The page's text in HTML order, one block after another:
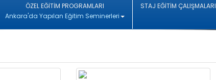
ÖZEL EĞİTİM PROGRAMLARI
Ankara'da Yapılan Eğitim Seminerleri
STAJ EĞİTİM ÇALIŞMALARI